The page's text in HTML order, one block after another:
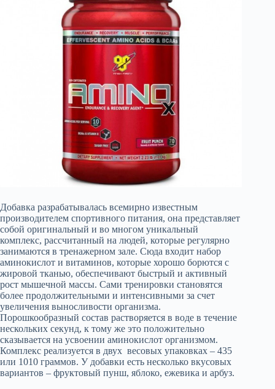
Добавка разрабатывалась всемирно известным
производителем спортивного питания, она представляет
собой оригинальный и во многом уникальный
комплекс, рассчитанный на людей, которые регулярно
занимаются в тренажерном зале. Сюда входит набор
аминокислот и витаминов, которые хорошо борются с
жировой тканью, обеспечивают быстрый и активный
рост мышечной массы. Сами тренировки становятся
более продолжительными и интенсивными за счет
увеличения выносливости организма.
Порошкообразный состав растворяется в воде в течение
нескольких секунд, к тому же это положительно
сказывается на усвоении аминокислот организмом.
Комплекс реализуется в двух весовых упаковках – 435
или 1010 граммов. У добавки есть несколько вкусовых
вариантов – фруктовый пунш, яблоко, ежевика и арбуз.